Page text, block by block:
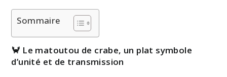
Sommaire
🦀 Le matoutou de crabe, un plat symbole
d’unité et de transmission